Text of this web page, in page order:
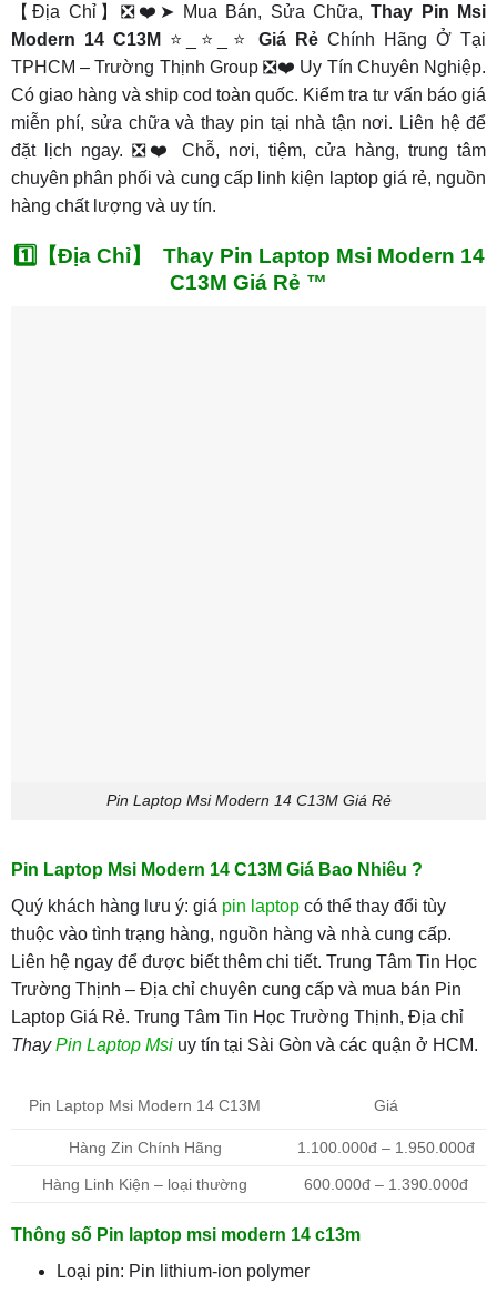
【Địa Chỉ】❎❤️➤ Mua Bán, Sửa Chữa,Thay Pin Msi
Modern 14 C13M ⭐_⭐_⭐ Giá RẻChính Hãng Ở Tại
TPHCM – Trường Thịnh Group ❎❤️ Uy Tín Chuyên Nghiệp.
Có giao hàng và ship cod toàn quốc. Kiểm tra tư vấn báo giá
miễn phí, sửa chữa và thay pin tại nhà tận nơi. Liên hệ để
đặt lịch ngay. ❎❤️ Chỗ, nơi, tiệm, cửa hàng, trung tâm
chuyên phân phối và cung cấp linh kiện laptop giá rẻ, nguồn
hàng chất lượng và uy tín.
1️⃣【Địa Chỉ】 Thay Pin Laptop Msi Modern 14
C13M Giá Rẻ ™
Pin Laptop Msi Modern 14 C13M Giá Rẻ
Pin Laptop Msi Modern 14 C13M Giá Bao Nhiêu ?
Quý khách hàng lưu ý: giá pin laptopcó thể thay đổi tùy
thuộc vào tình trạng hàng, nguồn hàng và nhà cung cấp.
Liên hệ ngay để được biết thêm chi tiết. Trung Tâm Tin Học
Trường Thịnh – Địa chỉ chuyên cung cấp và mua bán Pin
Laptop Giá Rẻ. Trung Tâm Tin Học Trường Thịnh, Địa chỉ
ThayPin Laptop Msi uy tín tại Sài Gòn và các quận ở HCM.
Pin Laptop Msi Modern 14 C13M Giá
Hàng Zin Chính Hãng 1.100.000đ – 1.950.000đ
Hàng Linh Kiện – loại thường 600.000đ – 1.390.000đ
Thông số Pin laptop msi modern 14 c13m
Loại pin: Pin lithium-ion polymer